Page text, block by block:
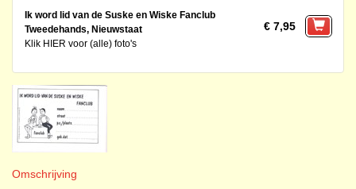
Ik word lid van de Suske en Wiske Fanclub
Tweedehands, Nieuwstaat
Klik HIER voor (alle) foto's
€ 7,95
Omschrijving